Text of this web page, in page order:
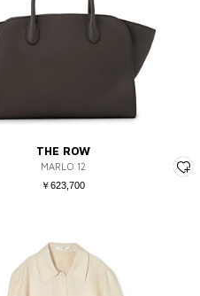
THE ROW
MARLO 12
￥623,700